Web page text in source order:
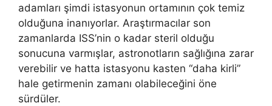
adamları şimdi istasyonun ortamının çok temiz
olduğuna inanıyorlar. Araştırmacılar son
zamanlarda ISS’nin o kadar steril olduğu
sonucuna varmışlar, astronotların sağlığına zarar
verebilir ve hatta istasyonu kasten “daha kirli”
hale getirmenin zamanı olabileceğini öne
sürdüler.